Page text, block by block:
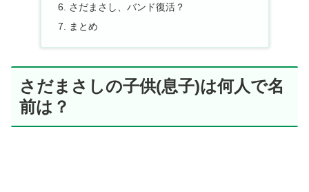
さだまさし、バンド復活？
まとめ
さだまさしの子供(息子)は何人で名
前は？